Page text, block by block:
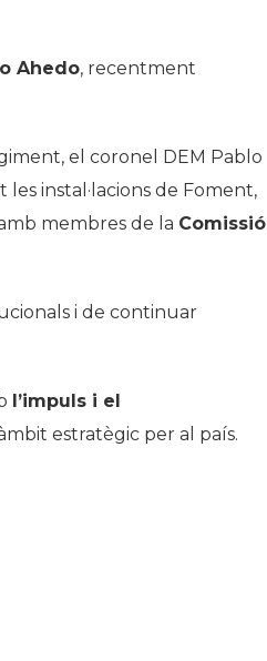
Ahedo, recentment
el coronel DEM Pablo
instal·lacions de Foment,
membres de la Comissió
i de continuar
l’impuls i el
estratègic per al país.